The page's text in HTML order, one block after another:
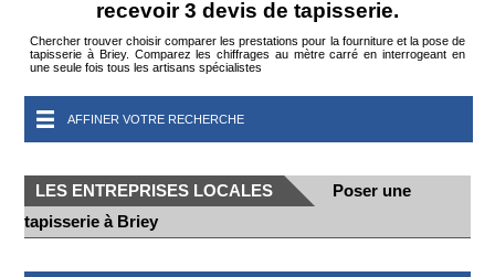
recevoir 3 devis de tapisserie.
Chercher trouver choisir comparer les prestations pour la fourniture et la pose de
tapisserie à Briey. Comparez les chiffrages au mètre carré en interrogeant en
une seule fois tous les artisans spécialistes
AFFINER VOTRE RECHERCHE
LES ENTREPRISES LOCALES
Poser une
tapisserie à Briey